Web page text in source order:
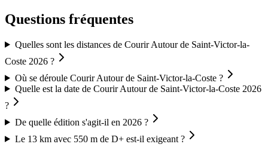
Questions fréquentes
Quelles sont les distances de Courir Autour de Saint-Victor-la-
Coste 2026 ?
Où se déroule Courir Autour de Saint-Victor-la-Coste ?
Quelle est la date de Courir Autour de Saint-Victor-la-Coste 2026
?
De quelle édition s'agit-il en 2026 ?
Le 13 km avec 550 m de D+ est-il exigeant ?